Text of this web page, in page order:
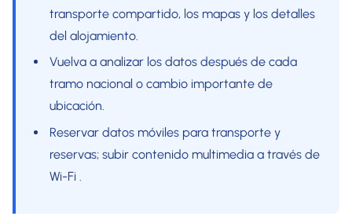
transporte compartido, los mapas y los detalles
del alojamiento.
Vuelva a analizar los datos después de cada
tramo nacional o cambio importante de
ubicación.
Reservar datos móviles para transporte y
reservas; subir contenido multimedia a través de
Wi-Fi .